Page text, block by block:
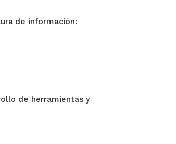
de información:
de herramientas y